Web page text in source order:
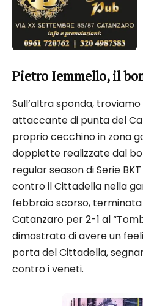
Pietro Iemmello, il
Sull’altra sponda,
attaccante di punta del
proprio cecchino in zona
doppiette realizzate dal
regular season di Serie
contro il Cittadella nella
febbraio scorso,
Catanzaro per 2-1 al
dimostrato di avere un
porta del Cittadella,
contro i veneti.